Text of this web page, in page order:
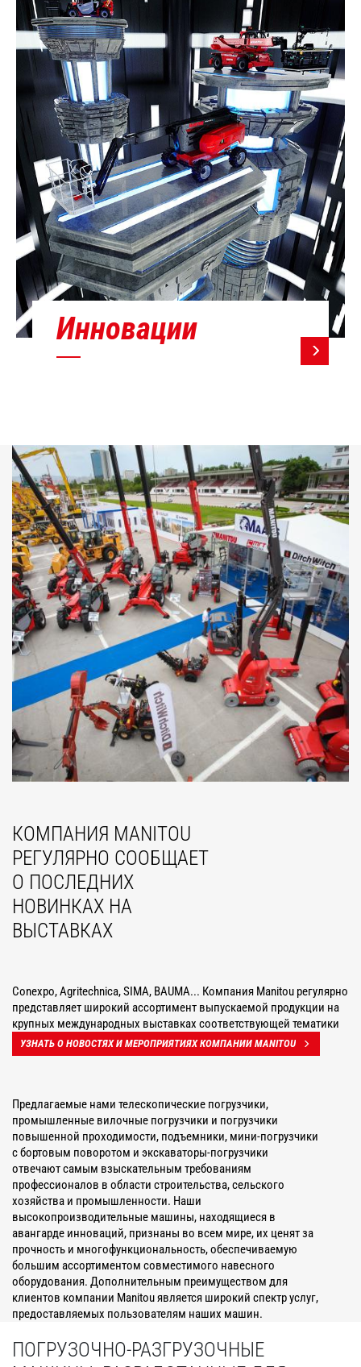
Инновации
КОМПАНИЯ MANITOU
РЕГУЛЯРНО СООБЩАЕТ
О ПОСЛЕДНИХ
НОВИНКАХ НА
ВЫСТАВКАХ
Conexpo, Agritechnica, SIMA, BAUMA... Компания Manitou регулярно
представляет широкий ассортимент выпускаемой продукции на
крупных международных выставках соответствующей тематики
УЗНАТЬ О НОВОСТЯХ И МЕРОПРИЯТИЯХ КОМПАНИИ MANITOU
Предлагаемые нами телескопические погрузчики,
промышленные вилочные погрузчики и погрузчики
повышенной проходимости, подъемники, мини-погрузчики
с бортовым поворотом и экскаваторы-погрузчики
отвечают самым взыскательным требованиям
профессионалов в области строительства, сельского
хозяйства и промышленности. Наши
высокопроизводительные машины, находящиеся в
авангарде инноваций, признаны во всем мире, их ценят за
прочность и многофункциональность, обеспечиваемую
большим ассортиментом совместимого навесного
оборудования. Дополнительным преимуществом для
клиентов компании Manitou является широкий спектр услуг,
предоставляемых пользователям наших машин.
ПОГРУЗОЧНО-РАЗГРУЗОЧНЫЕ